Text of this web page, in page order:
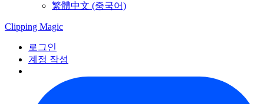
繁體中文 (중국어)
Clipping Magic
로그인
계정 작성